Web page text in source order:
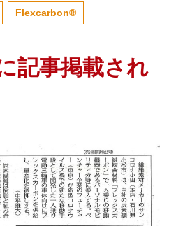
Flexcarbon®
記事掲載され